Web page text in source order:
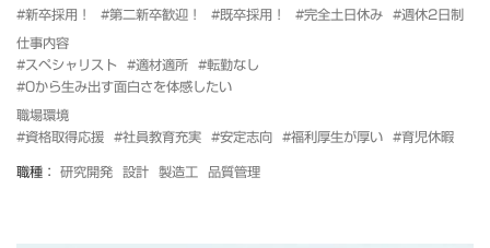
#新卒採用！
#第二新卒歓迎！ #既卒採用！ #完全土日休み #週休2日制
仕事内容
#スペシャリスト
#適材適所
#転勤なし
#0から生み出す面白さを体感したい
職場環境
#資格取得応援
#社員教育充実 #安定志向 #福利厚生が厚い #育児休暇
職種： 研究開発 設計 製造工 品質管理